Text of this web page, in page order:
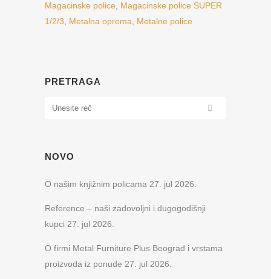
Magacinske police Magacinske police SUPER
1/2/3
Metalna oprema Metalne police
PRETRAGA
NOVO
O našim knjižnim policama 27. jul 2026.
Reference – naši zadovoljni i dugogodišnji
kupci 27. jul 2026.
O firmi Metal Furniture Plus Beograd i vrstama
proizvoda iz ponude 27. jul 2026.